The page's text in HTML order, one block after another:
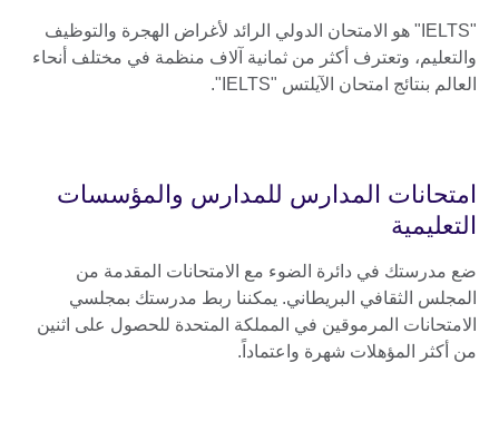
"IELTS" هو الامتحان الدولي الرائد لأغراض الهجرة والتوظيف
والتعليم، وتعترف أكثر من ثمانية آلاف منظمة في مختلف أنحاء
العالم بنتائج امتحان الآيلتس "IELTS".
امتحانات المدارس للمدارس والمؤسسات
التعليمية
ضع مدرستك في دائرة الضوء مع الامتحانات المقدمة من
المجلس الثقافي البريطاني. يمكننا ربط مدرستك بمجلسي
الامتحانات المرموقين في المملكة المتحدة للحصول على اثنين
من أكثر المؤهلات شهرة واعتماداً.